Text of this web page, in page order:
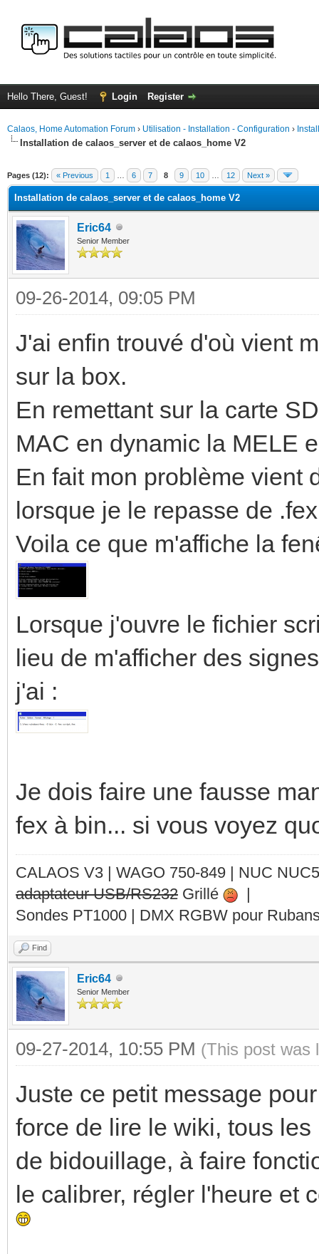
Hello There, Guest! Login Register
Calaos, Home Automation Forum › Utilisation - Installation - Configuration ›
Installation de calaos_server et de calaos_home V2
Pages (12): « Previous 1 6 7 8 9 10 12 Next »
Installation de calaos_server et de calaos_home V2
Eric64
Senior Member
09-26-2014, 09:05 PM
J'ai enfin trouvé d'où vient
sur la box.
En remettant sur la carte
MAC en dynamic la MELE
En fait mon problème vient
lorsque je le repasse de
Voila ce que m'affiche la
Lorsque j'ouvre le fichier
lieu de m'afficher des
j'ai :
Je dois faire une fausse
fex à bin... si vous voyez
CALAOS V3 | WAGO 750-849 | NUC
adaptateur USB/RS232 Grillé
|
Sondes PT1000 | DMX RGBW pour
Find
Eric64
Senior Member
09-27-2014, 10:55 PM (This post was
Juste ce petit message
force de lire le wiki, tous
de bidouillage, à faire
le calibrer, régler l'heure et